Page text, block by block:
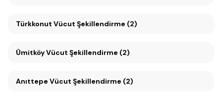
Türkkonut Vücut Şekillendirme (2)
Ümitköy Vücut Şekillendirme (2)
Anıttepe Vücut Şekillendirme (2)